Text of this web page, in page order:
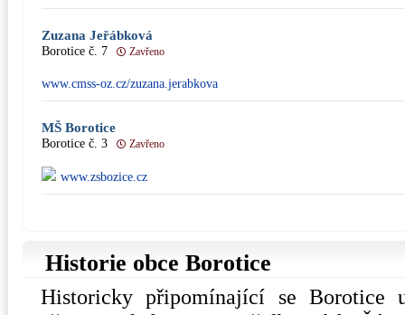
Zuzana Jeřábková
Borotice č. 7 Zavřeno
www.cmss-oz.cz/zuzana.jerabkova
MŠ Borotice
Borotice č. 3 Zavřeno
www.zsbozice.cz
Historie obce Borotice
Historicky připomínající se